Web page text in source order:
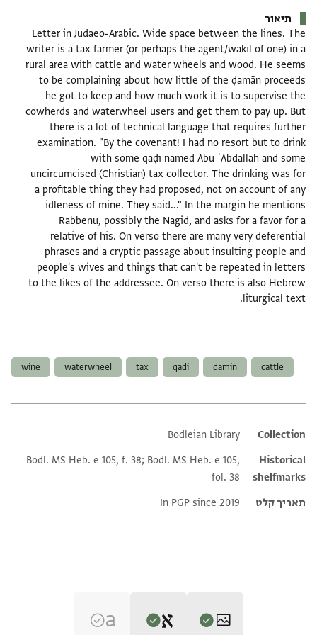
תיאור
Letter in Judaeo-Arabic. Wide space between the lines. The
writer is a tax farmer (or perhaps the agent/wakīl of one) in a
rural area with cattle and water wheels and wood. He seems
to be complaining about how little of the ḍamān proceeds
he got to keep and how much work it is to supervise the
cowherds and waterwheel users and get them to pay up. But
there is a lot of technical language that requires further
examination. "By the covenant! I had no resort but to drink
with some qāḍī named Abū ʿAbdallāh and some
uncircumcised (Christian) tax collector. The drinking was for
a profitable thing they had proposed, not on account of any
idleness of mine. They said..." In the margin he mentions
Rabbenu, possibly the Nagid, and asks for a favor for a
relative of his. On verso there are many very deferential
phrases and a cryptic passage about insulting people and
people's wives and things that can't be repeated in letters
to the likes of the addressee. On verso there is also Hebrew
liturgical text.
cattle
damin
qadi
tax
waterwheel
wine
Additional metadata
Collection
Bodleian Library
Historical
shelfmarks
Bodl. MS Heb. e 105, f. 38; Bodl. MS Heb. e 105,
fol. 38
תאריך קלט
In PGP since 2019